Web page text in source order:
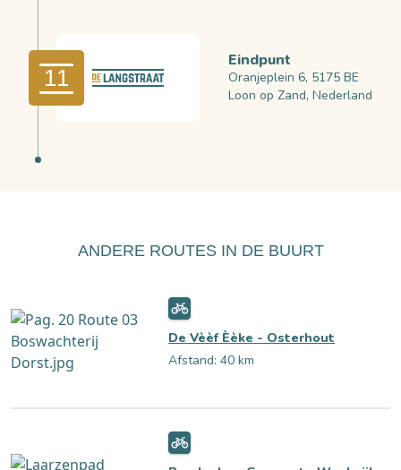
11
Eindpunt
Oranjeplein 6, 5175 BE
Loon op Zand, Nederland
ANDERE ROUTES IN DE BUURT
De Vèèf Èèke - Osterhout
Afstand: 40 km